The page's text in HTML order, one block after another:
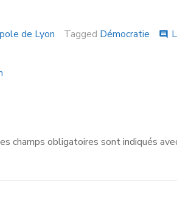
de Lyon Tagged Démocratie comment
champs obligatoires sont indiqués